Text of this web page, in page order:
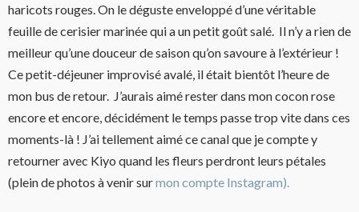
haricots rouges. On le déguste enveloppé d’une véritable
feuille de cerisier marinée qui a un petit goût salé. Il n’y a rien de
meilleur qu’une douceur de saison qu’on savoure à l’extérieur !
Ce petit-déjeuner improvisé avalé, il était bientôt l’heure de
mon bus de retour. J’aurais aimé rester dans mon cocon rose
encore et encore, décidément le temps passe trop vite dans ces
moments-là ! J’ai tellement aimé ce canal que je compte y
retourner avec Kiyo quand les fleurs perdront leurs pétales
(plein de photos à venir surmon compte Instagram).